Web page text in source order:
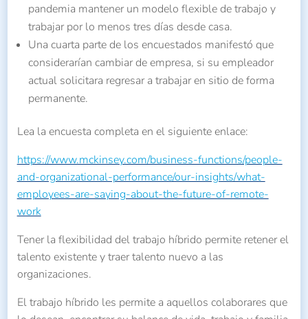
pandemia mantener un modelo flexible de trabajo y
trabajar por lo menos tres días desde casa.
Una cuarta parte de los encuestados manifestó que
considerarían cambiar de empresa, si su empleador
actual solicitara regresar a trabajar en sitio de forma
permanente.
Lea la encuesta completa en el siguiente enlace:
https://www.mckinsey.com/business-functions/people-
and-organizational-performance/our-insights/what-
employees-are-saying-about-the-future-of-remote-
work
Tener la flexibilidad del trabajo híbrido permite retener el
talento existente y traer talento nuevo a las
organizaciones.
El trabajo híbrido les permite a aquellos colaborares que